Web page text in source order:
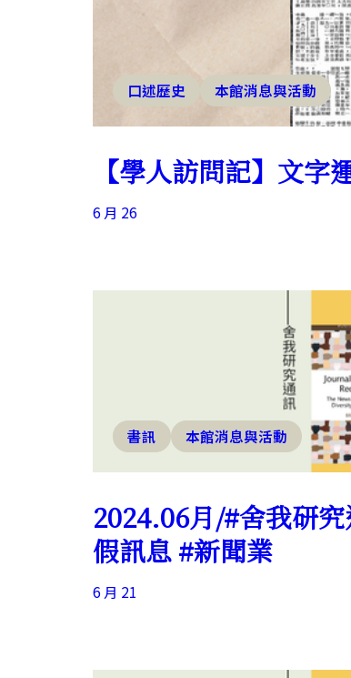
口述歷史 本館消息與活動
【學人訪問記】文字
6 月 26
書訊 本館消息與活動
2024.06月/#舍我研
假訊息 #新聞業
6 月 21